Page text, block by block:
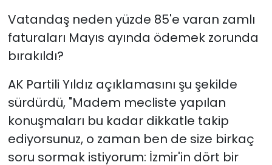
Vatandaş neden yüzde 85'e varan zamlı
faturaları Mayıs ayında ödemek zorunda
bırakıldı?
AK Partili Yıldız açıklamasını şu şekilde
sürdürdü, "Madem mecliste yapılan
konuşmaları bu kadar dikkatle takip
ediyorsunuz, o zaman ben de size birkaç
soru sormak istiyorum: İzmir'in dört bir